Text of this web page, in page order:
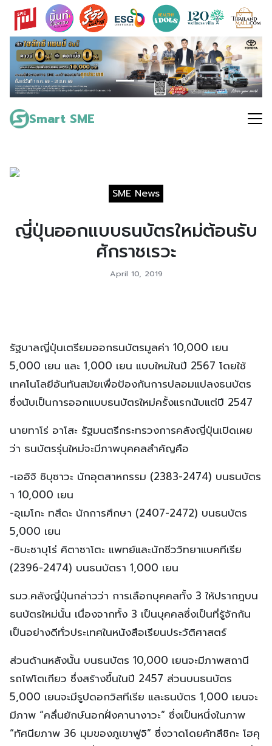
Skip
content
Smart SME
Search
for:
SME News
ญี่ปุ่นออกแบบธนบัตรใหม่ต้อนรับ
ศักราชเรวะ
April 10, 2019
รัฐบาลญี่ปุ่นเตรียมออกธนบัตรมูลค่า 10,000 เยน
5,000 เยน และ 1,000 เยน แบบใหม่ในปี 2567 โดยใช้
เทคโนโลยีอันทันสมัยเพื่อป้องกันการปลอมแปลงธนบัตร
ซึ่งนับเป็นการออกแบบธนบัตรใหม่ครั้งแรกนับแต่ปี 2547
นายทาโร่ อาโสะ รัฐมนตรีกระทรวงการคลังญี่ปุ่นเปิดเผย
ว่า ธนบัตรรุ่นใหม่จะมีภาพบุคคลสำคัญคือ
-เออิจิ ชิบุซาวะ นักอุตสาหกรรม (2383-2474) บนธนบัตร
า 10,000 เยน
-อุเมโกะ ทสึดะ นักการศึกษา (2407-2472) บนธนบัตร
5,000 เยน
-ชิบะซาบุโร่ คิตาซาโตะ แพทย์และนักชีววิทยาแบคทีเรีย
(2396-2474) บนธนบัตรา 1,000 เยน
รมว.คลังญี่ปุ่นกล่าวว่า การเลือกบุคคลทั้ง 3 ให้ปรากฎบน
ธนบัตรใหม่นั้น เนื่องจากทั้ง 3 เป็นบุคคลซึ่งเป็นที่รู้จักกัน
เป็นอย่างดีทั่วประเทศในหนังสือเรียนประวัติศาสตร์
ส่วนด้านหลังนั้น บนธนบัตร 10,000 เยนจะมีภาพสถานี
รถไฟโตเกียว ซึ่งสร้างขึ้นในปี 2457 ส่วนบนธนบัตร
5,000 เยนจะมีรูปดอกวิสทีเรีย และธนบัตร 1,000 เยนจะ
มีภาพ “คลื่นยักษ์นอกฝั่งคานางาวะ” ซึ่งเป็นหนึ่งในภาพ
“ทัศนียภาพ 36 มุมของภูเขาฟูจิ” ซึ่งวาดโดยคัทสึชิกะ โฮคุ